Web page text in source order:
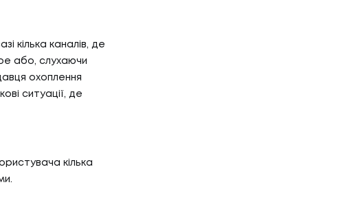
кілька каналів, де
або, слухаючи
охоплення
ситуації, де
кілька